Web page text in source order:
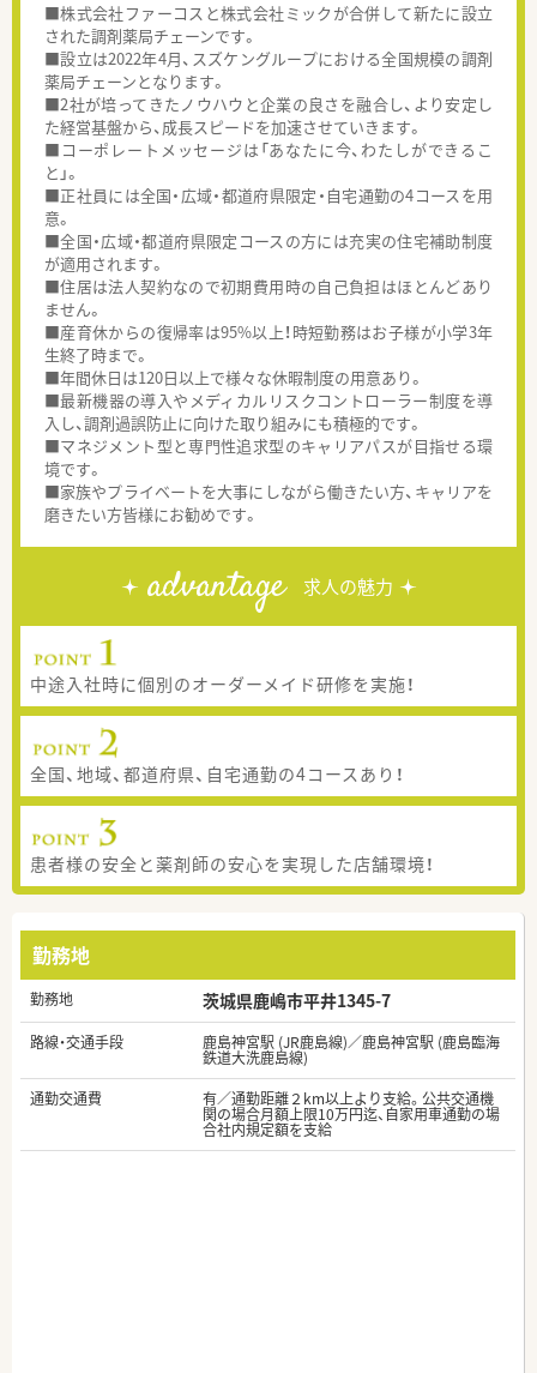
■株式会社ファーコスと株式会社ミックが合併して新たに設立
された調剤薬局チェーンです。
■設立は2022年4月、スズケングループにおける全国規模の調剤
薬局チェーンとなります。
■2社が培ってきたノウハウと企業の良さを融合し、より安定し
た経営基盤から、成長スピードを加速させていきます。
■コーポレートメッセージは「あなたに今、わたしができるこ
と」。
■正社員には全国・広域・都道府県限定・自宅通勤の4コースを用
意。
■全国・広域・都道府県限定コースの方には充実の住宅補助制度
が適用されます。
■住居は法人契約なので初期費用時の自己負担はほとんどあり
ません。
■産育休からの復帰率は95%以上！時短勤務はお子様が小学3年
生終了時まで。
■年間休日は120日以上で様々な休暇制度の用意あり。
■最新機器の導入やメディカルリスクコントローラー制度を導
入し、調剤過誤防止に向けた取り組みにも積極的です。
■マネジメント型と専門性追求型のキャリアパスが目指せる環
境です。
■家族やプライベートを大事にしながら働きたい方、キャリアを
磨きたい方皆様にお勧めです。
advantage 求人の魅力
中途入社時に個別のオーダーメイド研修を実施！
全国、地域、都道府県、自宅通勤の4コースあり！
患者様の安全と薬剤師の安心を実現した店舗環境！
勤務地
勤務地 茨城県鹿嶋市平井1345-7
路線・交通手段 鹿島神宮駅 (JR鹿島線)／鹿島神宮駅 (鹿島臨海
鉄道大洗鹿島線)
通勤交通費
有／通勤距離２km以上より支給。公共交通機
関の場合月額上限10万円迄、自家用車通勤の場
合社内規定額を支給